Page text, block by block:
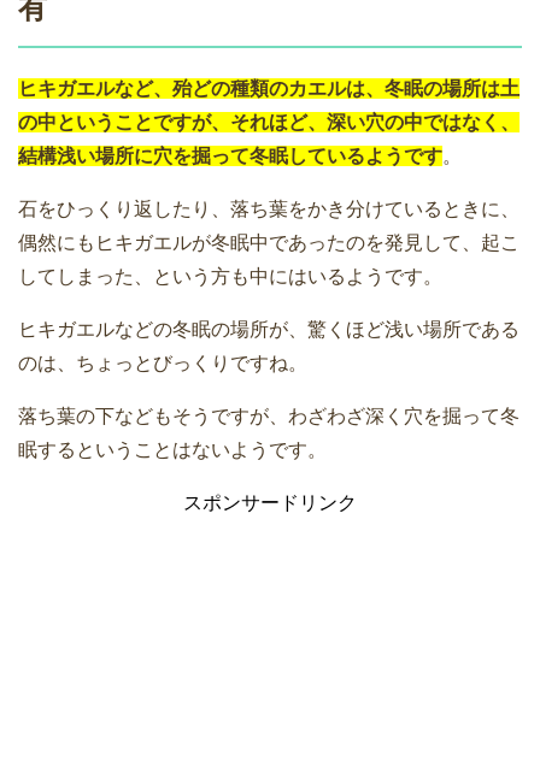
有
ヒキガエルなど、殆どの種類のカエルは、冬眠の場所は土
の中ということですが、それほど、深い穴の中ではなく、
結構浅い場所に穴を掘って冬眠しているようです。
石をひっくり返したり、落ち葉をかき分けているときに、
偶然にもヒキガエルが冬眠中であったのを発見して、起こ
してしまった、という方も中にはいるようです。
ヒキガエルなどの冬眠の場所が、驚くほど浅い場所である
のは、ちょっとびっくりですね。
落ち葉の下などもそうですが、わざわざ深く穴を掘って冬
眠するということはないようです。
スポンサードリンク